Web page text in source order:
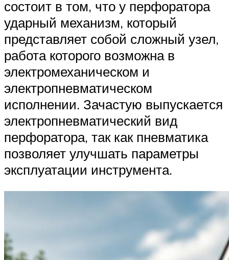
состоит в том, что у перфоратора
ударный механизм, который
представляет собой сложный узел,
работа которого возможна в
электромеханическом и
электропневматическом
исполнении. Зачастую выпускается
электропневматический вид
перфоратора, так как пневматика
позволяет улучшать параметры
эксплуатации инструмента.